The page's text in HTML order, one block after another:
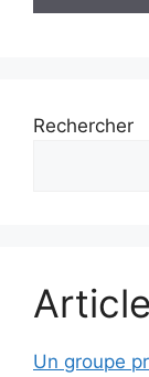
Rechercher
Un groupe